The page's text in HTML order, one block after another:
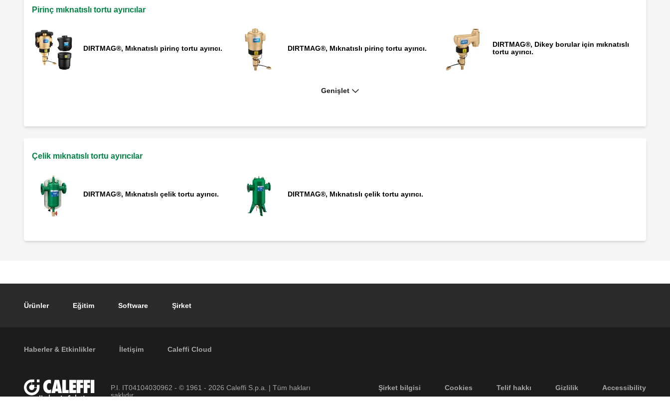
Pirinç mıknatıslı tortu ayırıcılar
DIRTMAG®, Mıknatıslı pirinç tortu ayırıcı. DIRTMAG®, Mıknatıslı pirinç tortu ayırıcı.
DIRTMAG®, Dikey borular için mıknatıslı
tortu ayırıcı.
Genişlet
Çelik mıknatıslı tortu ayırıcılar
DIRTMAG®, Mıknatıslı çelik tortu ayırıcı. DIRTMAG®, Mıknatıslı çelik tortu ayırıcı.
Footer main navigation
Ürünler Eğitim Software Şirket
Footer secondary navigation
Haberler & Etkinlikler İletişim Caleffi Cloud
Footer menu
Şirket bilgisi Cookies Telif hakkı Gizlilik Accessibility
P.I. IT04104030962 - © 1961 - 2026 Caleffi S.p.a. | Tüm hakları
saklıdır